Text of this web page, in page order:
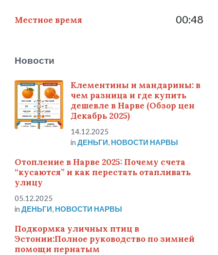
Местное время 00:48
Новости
Клементины и мандарины: в
чем разница и где купить
дешевле в Нарве (Обзор цен
Декабрь 2025)
14.12.2025
in ДЕНЬГИ НОВОСТИ НАРВЫ
Отопление в Нарве 2025: Почему счета
“кусаются” и как перестать отапливать
улицу
05.12.2025
in ДЕНЬГИ НОВОСТИ НАРВЫ
Подкормка уличных птиц в
Эстонии:Полное руководство по зимней
помощи пернатым